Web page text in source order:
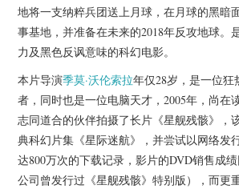
脱口秀
杂七杂八
美剧英剧
电影档期
推荐电影
地将一支纳粹兵团送上月球，在月球的黑暗
事基地，并准备在未来的2018年反攻地球。
力及黑色反讽意味的科幻电影。
本片导演季莫·沃伦索拉年仅28岁，是一位
者，同时也是一位电脑天才，2005年，尚在
志同道合的伙伴拍摄了长片《星舰残骸》，
典科幻片集《星际迷航》，并尝试以网络发
达800万次的下载记录，影片的DVD销售成
公司曾发行过《星舰残骸》特别版），而更